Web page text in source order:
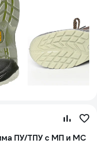
ПУ/ТПУ с МП и МС